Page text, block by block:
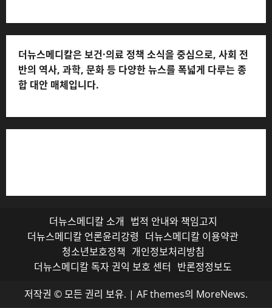
더뉴스메디칼은 보건·의료 정책 소식을 중심으로, 사회 전
반의 역사, 과학, 문화 등 다양한 뉴스를 폭넓게 다루는 종
합 대안 매체입니다.
더뉴스메디칼 소개 법적 안내와 책임고지
더뉴스메디칼 언론윤리강령 더뉴스메디칼 이용약관
청소년보호정책 개인정보처리방침
더뉴스메디칼 독자 권익 보호 센터 반론정정보도
저작권 © 모든 권리 보유. | AF themes의 MoreNews.